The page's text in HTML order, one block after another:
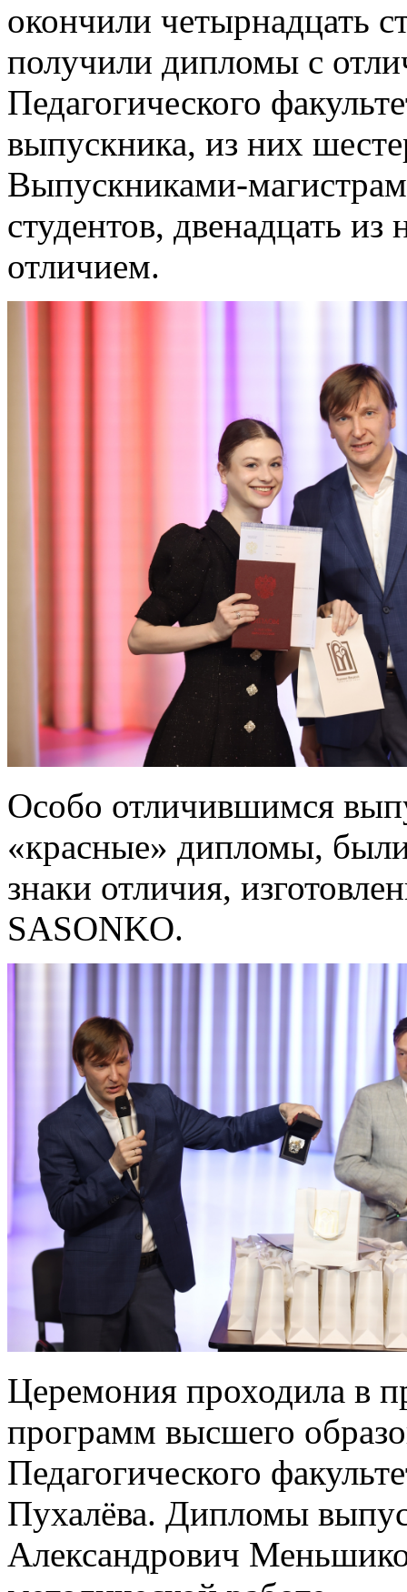
окончили четырнадцать
получили дипломы с
Педагогического
выпускника, из них
Выпускниками-
студентов, двенадцать
отличием.
Особо отличившимся
«красные» дипломы,
знаки отличия,
SASONKO.
Церемония проходила в
программ высшего
Педагогического
Пухалёва. Дипломы
Александрович